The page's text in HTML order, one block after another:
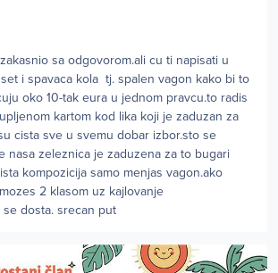
sa odgovorom.ali cu ti napisati u
i spavaca kola tj. spalen vagon kako bi to
oko 10-tak eura u jednom pravcu.to radis
kartom kod lika koji je zaduzan za
cista sve u svemu dobar izbor.sto se
nasa zeleznica je zaduzena za to bugari
kompozicija samo menjas vagon.ako
2 klasom uz kajlovanje
dosta. srecan put